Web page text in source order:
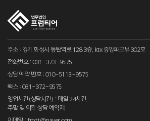
주소 : 경기 화성시 동탄역로 128 3층, ktx 중앙파크뷰 302호
전화번호 : 031-373-9575
상담 예약 번호 : 010-5113-9575
팩스 : 031-372-9575
영업시간(상담시간) : 매일 24시간,
주말 및 야간 상담 예약제